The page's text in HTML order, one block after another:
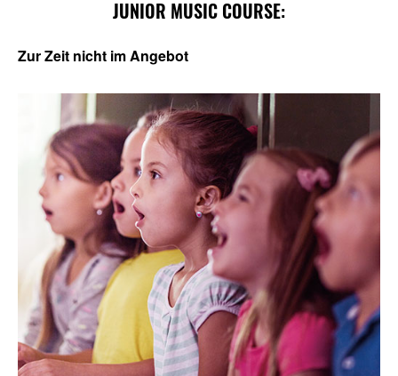
6.2 Newsletter TrackingJUNIOR MUSIC COURSE:
Zur Zeit nicht im Angebot